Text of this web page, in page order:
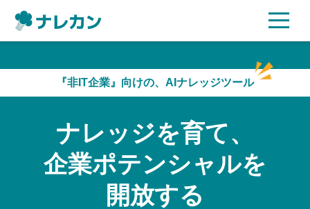
AI機能
ご利用企業様の声
セキュリティ
『非IT企業』向けの、AIナレッジツール
ナレッジを育て、
企業ポテンシャルを
開放する